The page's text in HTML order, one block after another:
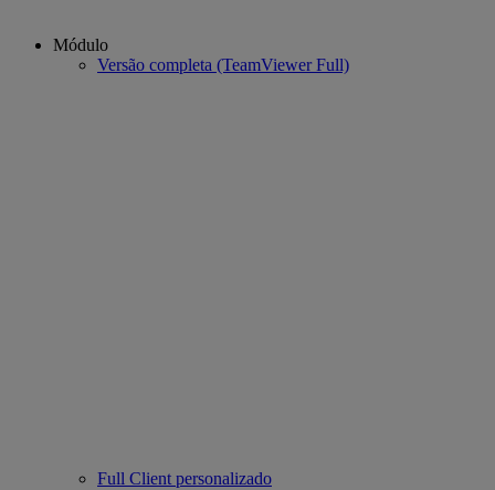
Módulo
Versão completa (TeamViewer Full)
Full Client personalizado